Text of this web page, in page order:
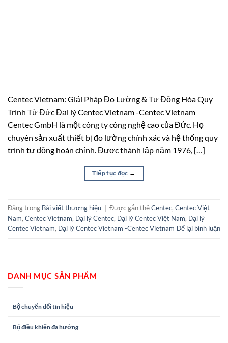
Centec Vietnam: Giải Pháp Đo Lường & Tự Động Hóa Quy
Trình Từ Đức Đại lý Centec Vietnam -Centec Vietnam
Centec GmbH là một công ty công nghệ cao của Đức. Họ
chuyên sản xuất thiết bị đo lường chính xác và hệ thống quy
trình tự động hoàn chỉnh. Được thành lập năm 1976, […]
Tiếp tục đọc →
Đăng trong Bài viết thương hiệu Được gắn thẻCentec, Centec Việt
Nam, Centec Vietnam, Đại lý Centec, Đại lý Centec Việt Nam, Đại lý
Centec Vietnam, Đại lý Centec Vietnam -Centec Vietnam Để lại bình luận
DANH MỤC SẢN PHẨM
Bộ chuyển đổi tín hiệu
Bộ điều khiển đa hướng